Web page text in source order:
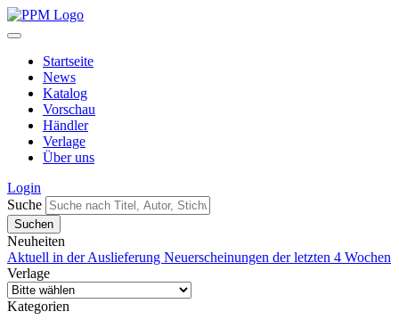
Startseite
News
Katalog
Vorschau
Händler
Verlage
Über uns
Login
Suche
Neuheiten
Aktuell in der Auslieferung Neuerscheinungen der letzten 4 Wochen
Verlage
Kategorien